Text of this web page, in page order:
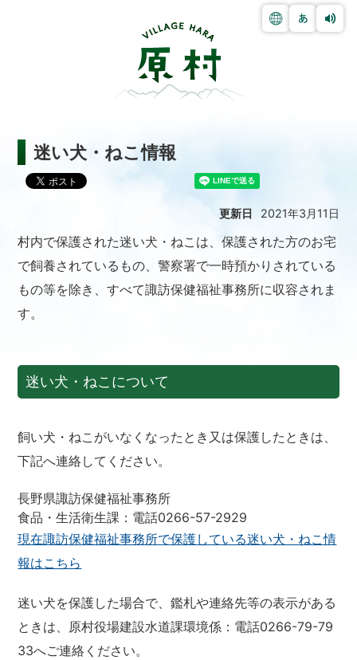
迷い犬・ねこ情報
更新日 2021年3月11日
村内で保護された迷い犬・ねこは、保護された方のお宅
で飼養されているもの、警察署で一時預かりされている
もの等を除き、すべて諏訪保健福祉事務所に収容されま
す。
迷い犬・ねこについて
飼い犬・ねこがいなくなったとき又は保護したときは、
下記へ連絡してください。
長野県諏訪保健福祉事務所
食品・生活衛生課：電話0266-57-2929
現在諏訪保健福祉事務所で保護している迷い犬・ねこ情
報はこちら
迷い犬を保護した場合で、鑑札や連絡先等の表示がある
ときは、原村役場建設水道課環境係：電話0266-79-79
33へご連絡ください。